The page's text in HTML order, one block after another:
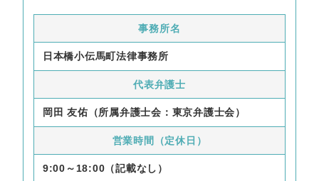
事務所名
日本橋小伝馬町法律事務所
代表弁護士
岡田 友佑（所属弁護士会：東京弁護士会）
営業時間（定休日）
9:00～18:00（記載なし）